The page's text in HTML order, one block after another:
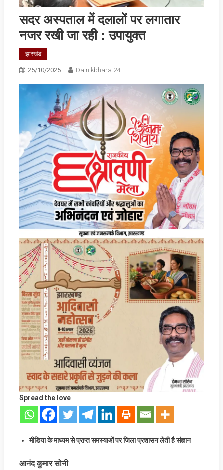
सदर अस्पताल में दलालों पर लगातार
नजर रखी जा रही : उपायुक्त
झारखंड
25/10/2025 Dainikbharat24
Spread the love
मीडिया के माध्यम से प्राप्त समस्याओं पर जिला प्रशासन लेती है संज्ञान
आनंद कुमार सोनी